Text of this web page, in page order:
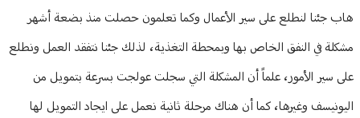
هاب جئنا لنطلع على سير الأعمال وكما تعلمون حصلت منذ بضعة أشهر
مشكلة في النفق الخاص بها وبمحطة التغذية، لذلك جئنا نتفقد العمل ونطلع
على سير الأمور، علماً أن المشكلة التي سجلت عولجت بسرعة بتمويل من
اليونيسف وغيرها، كما أن هناك مرحلة ثانية نعمل على ايجاد التمويل لها